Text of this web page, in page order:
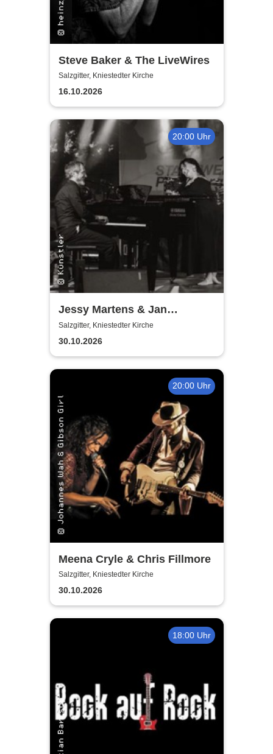
Steve Baker & The LiveWires
Salzgitter, Kniestedter Kirche
16.10.2026
20:00 Uhr
Jessy Martens & Jan
Fischer's Blues Support
Salzgitter, Kniestedter Kirche
30.10.2026
20:00 Uhr
Meena Cryle & Chris Fillmore
Salzgitter, Kniestedter Kirche
30.10.2026
18:00 Uhr